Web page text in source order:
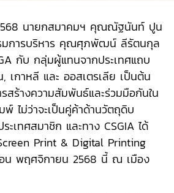
นายกสมาคมฯ คุณณัฐนันท์ ปูน
การบริหาร คุณศุภพัฒน์ ลีรัตนกุล
กับ กลุ่มผู้แทนจากประเทศแถบ
เกาหลี และ ออสเตรเลีย เป็นต้น
สร้างความสัมพันธ์และร่วมมือกันใน
ไม่ว่าจะเป็นคู่ค้าด้านวัตถุดิบ
ะเทศสมาชิก และทาง CSGIA ได้
Print & Digital Printing
อน พฤศจิกายน 2568 นี้ ณ เมือง